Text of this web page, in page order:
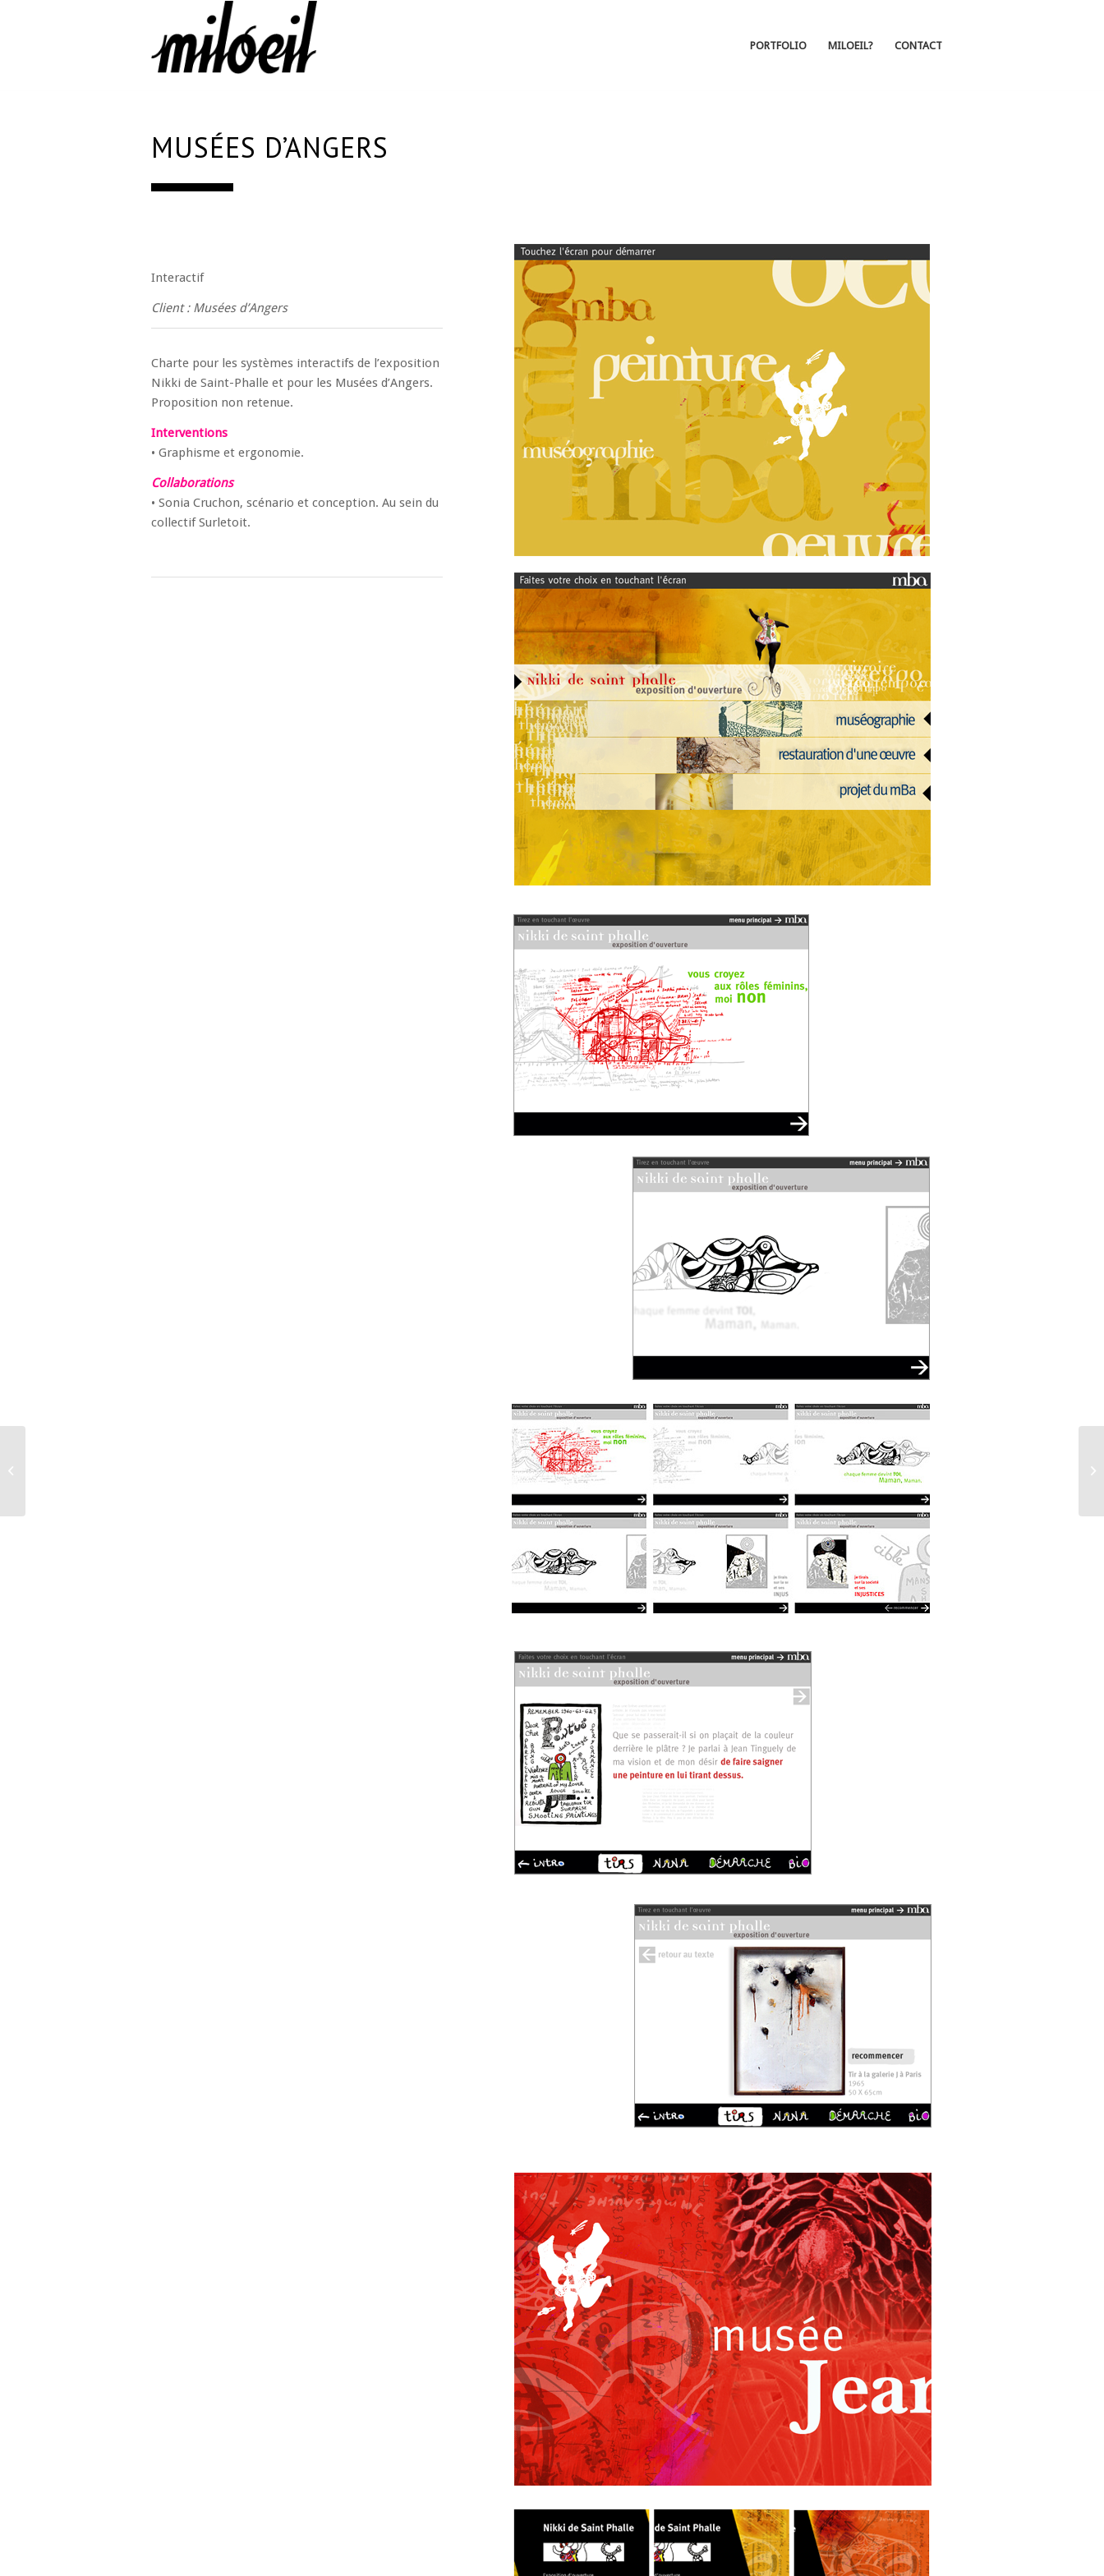
PORTFOLIO MILOEIL? CONTACT
MUSÉES D’ANGERS
Interactif
Client : Musées d’Angers
Charte pour les systèmes interactifs de l’exposition
Nikki de Saint-Phalle et pour les Musées d’Angers.
Proposition non retenue.
Interventions
• Graphisme et ergonomie.
Collaborations
• Sonia Cruchon, scénario et conception. Au sein du
collectif Surletoit.